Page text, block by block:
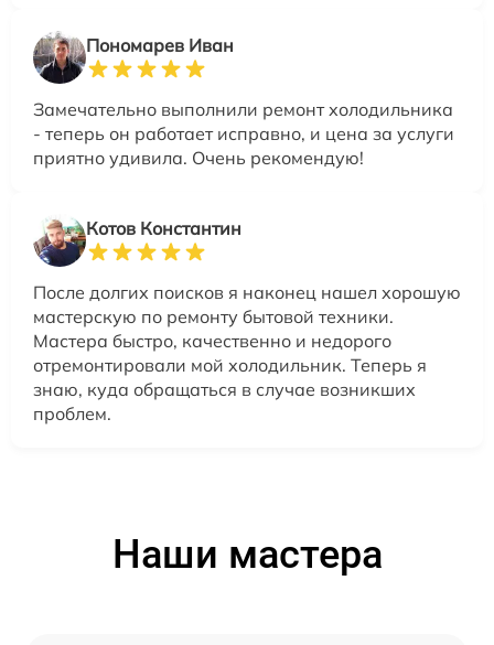
Пономарев Иван
Замечательно выполнили ремонт холодильника
- теперь он работает исправно, и цена за услуги
приятно удивила. Очень рекомендую!
Котов Константин
После долгих поисков я наконец нашел хорошую
мастерскую по ремонту бытовой техники.
Мастера быстро, качественно и недорого
отремонтировали мой холодильник. Теперь я
знаю, куда обращаться в случае возникших
проблем.
Наши мастера